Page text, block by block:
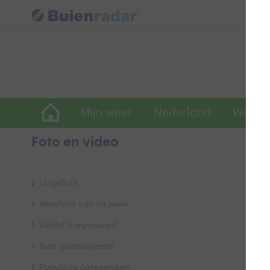
Mijn weer Nederland
Foto en video
Uitgelicht
Weerfoto van de week
Laatst toegevoegd
Best gewaardeerd
Populaire categorieën